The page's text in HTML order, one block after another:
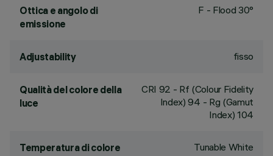
Ottica e angolo di
emissione
F - Flood 30°
Adjustability fisso
Qualità del colore della
luce
CRI 92 - Rf (Colour Fidelity
Index) 94 - Rg (Gamut
Index) 104
Temperatura di colore Tunable White